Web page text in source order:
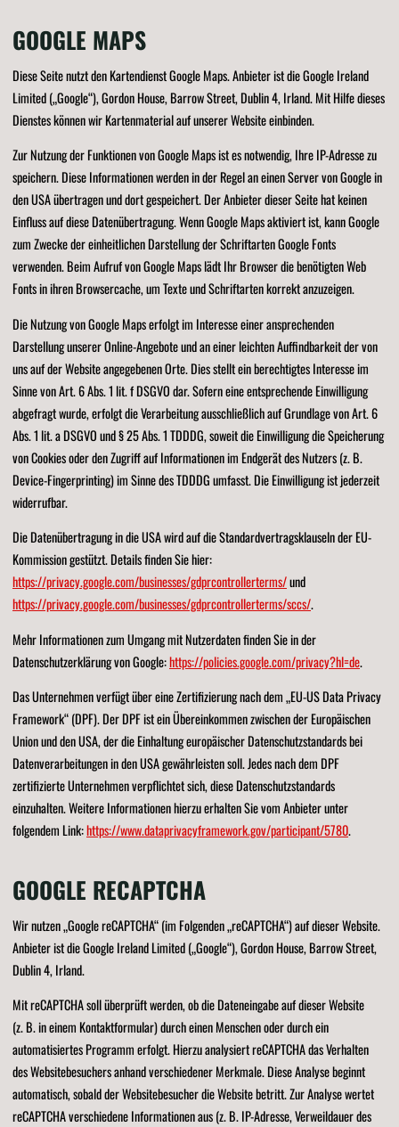
GOOGLE MAPS
Diese Seite nutzt den Kartendienst Google Maps. Anbieter ist die Google Ireland
Limited („Google“), Gordon House, Barrow Street, Dublin 4, Irland. Mit Hilfe dieses
Dienstes können wir Kartenmaterial auf unserer Website einbinden.
Zur Nutzung der Funktionen von Google Maps ist es notwendig, Ihre IP-Adresse zu
speichern. Diese Informationen werden in der Regel an einen Server von Google in
den USA übertragen und dort gespeichert. Der Anbieter dieser Seite hat keinen
Einfluss auf diese Datenübertragung. Wenn Google Maps aktiviert ist, kann Google
zum Zwecke der einheitlichen Darstellung der Schriftarten Google Fonts
verwenden. Beim Aufruf von Google Maps lädt Ihr Browser die benötigten Web
Fonts in ihren Browsercache, um Texte und Schriftarten korrekt anzuzeigen.
Die Nutzung von Google Maps erfolgt im Interesse einer ansprechenden
Darstellung unserer Online-Angebote und an einer leichten Auffindbarkeit der von
uns auf der Website angegebenen Orte. Dies stellt ein berechtigtes Interesse im
Sinne von Art. 6 Abs. 1 lit. f DSGVO dar. Sofern eine entsprechende Einwilligung
abgefragt wurde, erfolgt die Verarbeitung ausschließlich auf Grundlage von Art. 6
Abs. 1 lit. a DSGVO und § 25 Abs. 1 TDDDG, soweit die Einwilligung die Speicherung
von Cookies oder den Zugriff auf Informationen im Endgerät des Nutzers (z. B.
Device-Fingerprinting) im Sinne des TDDDG umfasst. Die Einwilligung ist jederzeit
widerrufbar.
Die Datenübertragung in die USA wird auf die Standardvertragsklauseln der EU-
Kommission gestützt. Details finden Sie hier:
https://privacy.google.com/businesses/gdprcontrollerterms/und
https://privacy.google.com/businesses/gdprcontrollerterms/sccs/.
Mehr Informationen zum Umgang mit Nutzerdaten finden Sie in der
Datenschutzerklärung von Google:https://policies.google.com/privacy?hl=de.
Das Unternehmen verfügt über eine Zertifizierung nach dem „EU-US Data Privacy
Framework“ (DPF). Der DPF ist ein Übereinkommen zwischen der Europäischen
Union und den USA, der die Einhaltung europäischer Datenschutzstandards bei
Datenverarbeitungen in den USA gewährleisten soll. Jedes nach dem DPF
zertifizierte Unternehmen verpflichtet sich, diese Datenschutzstandards
einzuhalten. Weitere Informationen hierzu erhalten Sie vom Anbieter unter
folgendem Link:https://www.dataprivacyframework.gov/participant/5780.
GOOGLE RECAPTCHA
Wir nutzen „Google reCAPTCHA“ (im Folgenden „reCAPTCHA“) auf dieser Website.
Anbieter ist die Google Ireland Limited („Google“), Gordon House, Barrow Street,
Dublin 4, Irland.
Mit reCAPTCHA soll überprüft werden, ob die Dateneingabe auf dieser Website
(z. B. in einem Kontaktformular) durch einen Menschen oder durch ein
automatisiertes Programm erfolgt. Hierzu analysiert reCAPTCHA das Verhalten
des Websitebesuchers anhand verschiedener Merkmale. Diese Analyse beginnt
automatisch, sobald der Websitebesucher die Website betritt. Zur Analyse wertet
reCAPTCHA verschiedene Informationen aus (z. B. IP-Adresse, Verweildauer des